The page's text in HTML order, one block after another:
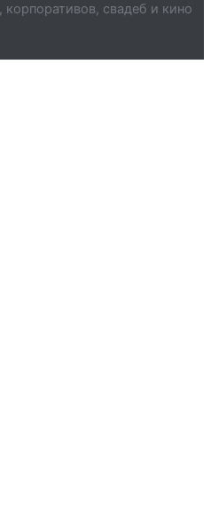
свадеб и кино